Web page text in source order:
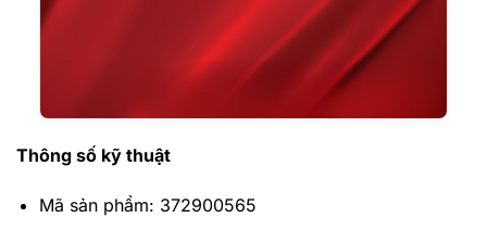
Thông số kỹ thuật
Mã sản phẩm: 372900565